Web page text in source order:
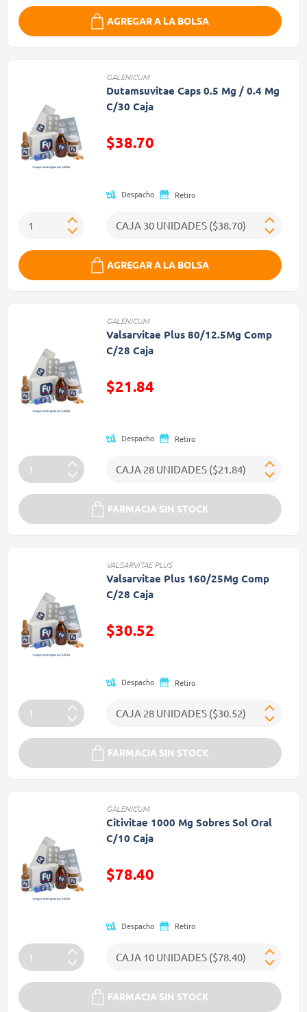
AGREGAR A LA BOLSA
GALENICUM
Dutamsuvitae Caps 0.5 Mg / 0.4 Mg
C/30 Caja
$38.70
Despacho Retiro
AGREGAR A LA BOLSA
GALENICUM
Valsarvitae Plus 80/12.5Mg Comp
C/28 Caja
$21.84
Despacho Retiro
FARMACIA SIN STOCK
VALSARVITAE PLUS
Valsarvitae Plus 160/25Mg Comp
C/28 Caja
$30.52
Despacho Retiro
FARMACIA SIN STOCK
GALENICUM
Citivitae 1000 Mg Sobres Sol Oral
C/10 Caja
$78.40
Despacho Retiro
FARMACIA SIN STOCK